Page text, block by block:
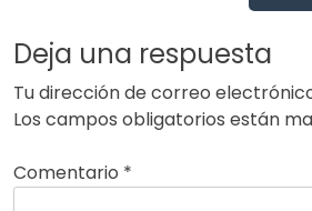
Deja una respuesta
Tu dirección de correo
Los campos obligatorios están
Comentario *